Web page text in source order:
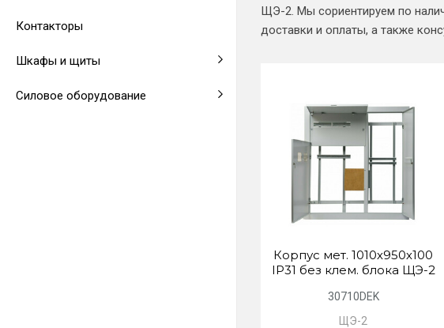
Контакторы
Шкафы и щиты
Аксессуары для щитов
Силовое оборудование
Автоматические воздушные
выключатели
ЩЭ-2. Мы сориентируем по
доставки и оплаты, а также
Корпус мет. 1010х950х100
IP31 без клем. блока ЩЭ-2
30710DEK
ЩЭ-2